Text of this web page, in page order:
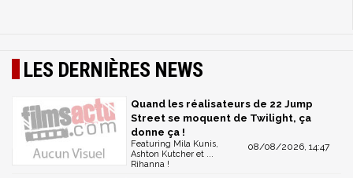
LES DERNIÈRES NEWS
Quand les réalisateurs de 22 Jump
Street se moquent de Twilight, ça
donne ça !
08/08/2026, 14:47
Featuring Mila Kunis,
Ashton Kutcher et ...
Rihanna !